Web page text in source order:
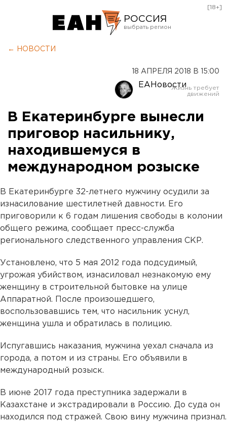
РОССИЯ
Оренбург
[18+]
← НОВОСТИ
18 АПРЕЛЯ 2018 В 15:00
ЕАНовости
В Екатеринбурге вынесли
приговор насильнику,
находившемуся в
международном розыске
В Екатеринбурге 32-летнего мужчину осудили за
изнасилование шестилетней давности. Его
приговорили к 6 годам лишения свободы в колонии
общего режима, сообщает пресс-служба
регионального следственного управления СКР.
Установлено, что 5 мая 2012 года подсудимый,
угрожая убийством, изнасиловал незнакомую ему
женщину в строительной бытовке на улице
Аппаратной. После произошедшего,
воспользовавшись тем, что насильник уснул,
женщина ушла и обратилась в полицию.
Испугавшись наказания, мужчина уехал сначала из
города, а потом и из страны. Его объявили в
международный розыск.
В июне 2017 года преступника задержали в
Казахстане и экстрадировали в Россию. До суда он
находился под стражей. Свою вину мужчина признал.